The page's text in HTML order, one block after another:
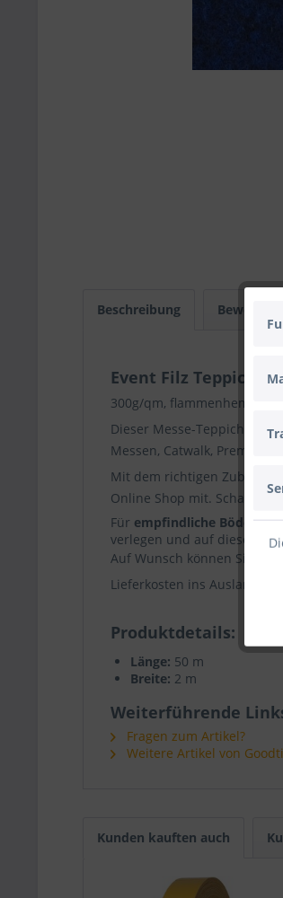
Beschreibung
Event Filz Teppich
300g/qm,
Dieser Messe-Teppich
Messen, Catwalk,
Mit dem richtigen Zubehör
Online Shop mit. Schauen
Für empfindliche Böden
verlegen und auf dieses
Auf Wunsch können Sie sich
Lieferkosten ins Ausland
Produktdetails
Länge: 50 m
Breite: 2 m
Weiterführende
Fragen zum Artikel?
Weitere Artikel von
Kunden kauften auch